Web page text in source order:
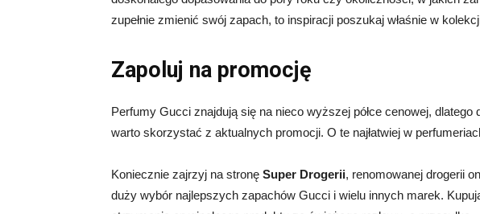
zupełnie zmienić swój zapach, to inspiracji poszukaj właśnie w
Zapoluj na promocję
Perfumy Gucci znajdują się na nieco wyższej półce cenowej,
warto skorzystać z aktualnych promocji. O te najłatwiej w
Koniecznie zajrzyj na stronę Super Drogerii, renomowanej drogerii
duży wybór najlepszych zapachów Gucci i wielu innych marek.